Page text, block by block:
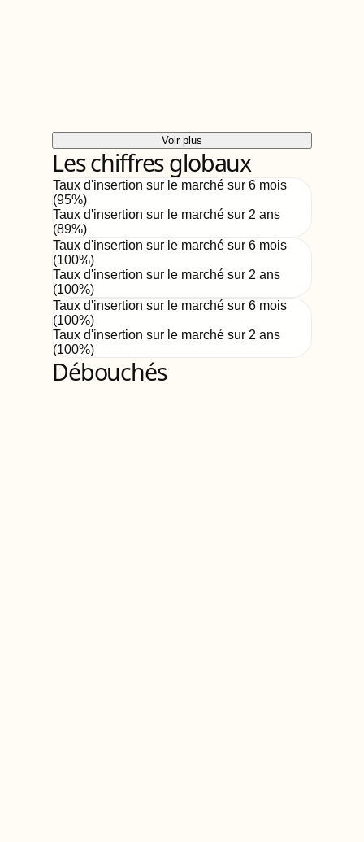
Voir plus
Les chiffres globaux
Taux d'insertion sur le marché sur 6 mois
(95%)
Taux d'insertion sur le marché sur 2 ans
(89%)
Taux d'insertion sur le marché sur 6 mois
(100%)
Taux d'insertion sur le marché sur 2 ans
(100%)
Taux d'insertion sur le marché sur 6 mois
(100%)
Taux d'insertion sur le marché sur 2 ans
(100%)
Débouchés